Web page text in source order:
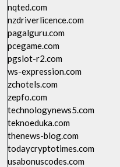
nqted.com
nzdriverlicence.com
pagalguru.com
pcegame.com
pgslot-r2.com
ws-expression.com
zchotels.com
zepfo.com
technologynews5.com
teknoeduka.com
thenews-blog.com
todaycryptotimes.com
usabonuscodes.com